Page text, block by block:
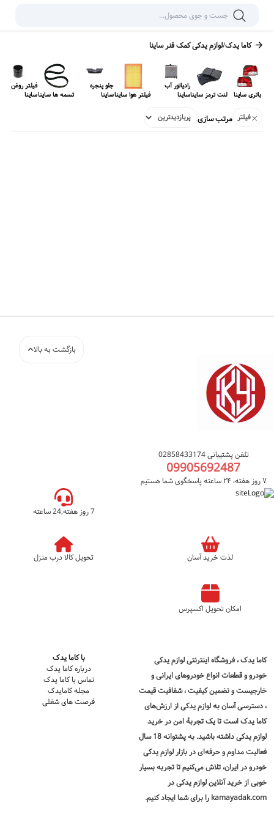
کاما یدک/لوازم یدکیکمک فنر ساینا
باتری ساینا لنت ترمز ساینا
رادیاتور آب
ساینا
فیلتر هوا ساینا
جلو پنجره
ساینا
تسمه ها ساینا
فیلتر روغن
ساینا
فیلتر مرتب سازی
تلفن پشتیبانی 02858433174
09905692487
۷ روز هفته، ۲۴ ساعته پاسخگوی شما هستیم
بازگشت به بالا
7 روز هفته,24 ساعته
لذت خرید آسان تحویل کالا درب منزل
امکان تحویل اکسپرس
کاما یدک، فروشگاه اینترنتی لوازم یدکی
خودرو و قطعات انواع خودروهای ایرانی و
خارجیست و تضمین کیفیت ، شفافیت قیمت
، دسترسی آسان به لوازم یدکی از ارزش‌های
کاما یدک است تا یک تجربۀ امن درخرید
لوازم یدکی
داشته باشید. به پشتوانه 18 سال
فعالیت مداوم و حرفه‌ای در بازار لوازم یدکی
خودرو در ایران، تلاش می‌کنیم تا تجربه بسیار
خوبی از خرید آنلاین لوازم یدکی در
kamayadak.com را برای شما ایجاد کنیم.
با کاما یدک
درباره کاما یدک
تماس با کاما یدک
مجله کامایدک
فرصت های شغلی